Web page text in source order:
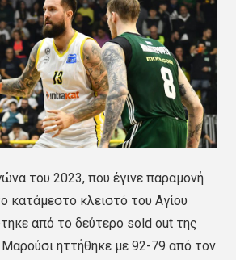
του 2023, που έγινε παραμονή
κατάμεστο κλειστό του Αγίου
από το δεύτερο sold out της
Μαρούσι ηττήθηκε με 92-79 από τον